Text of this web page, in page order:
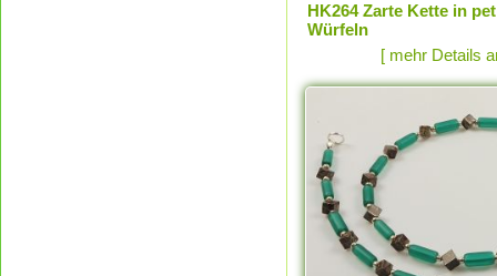
HK264 Zarte Kette in
Würfeln
[ mehr Details